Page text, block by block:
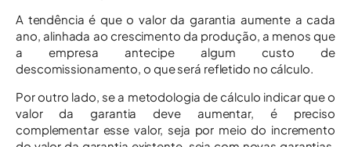
A tendência é que o valor da garantia aumente a cada
ano, alinhada ao crescimento da produção, a menos que
a empresa antecipe algum custo de
descomissionamento, o que será refletido no cálculo.
Por outro lado, se a metodologia de cálculo indicar que o
valor da garantia deve aumentar, é preciso
complementar esse valor, seja por meio do incremento